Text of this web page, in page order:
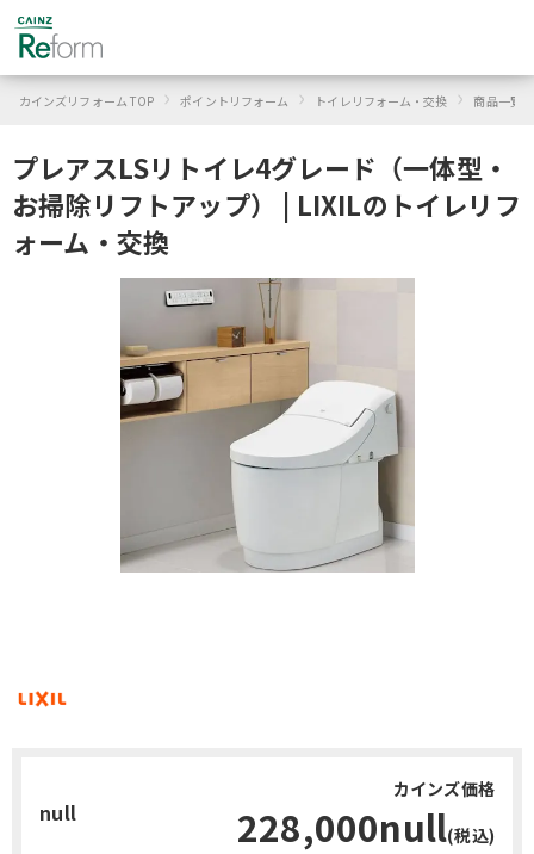
カインズリフォーム TOP › ポイントリフォーム › トイレリフォーム・交換 › 商品一覧
プレアスLSリトイレ4グレード（一体型・
お掃除リフトアップ） | LIXILのトイレリフ
ォーム・交換
null
カインズ価格
228,000null(税込)